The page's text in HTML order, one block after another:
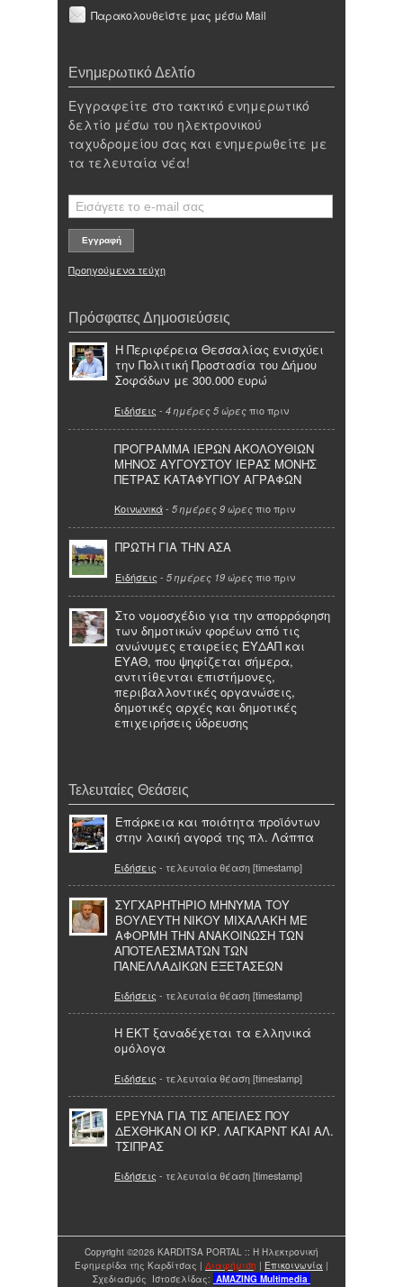
Παρακολουθείστε μας μέσω Mail
Ενημερωτικό Δελτίο
Εγγραφείτε στο τακτικό ενημερωτικό
δελτίο μέσω του ηλεκτρονικού
ταχυδρομείου σας και ενημερωθείτε με
τα τελευταία νέα!
Προηγούμενα τεύχη
Πρόσφατες Δημοσιεύσεις
Η Περιφέρεια Θεσσαλίας ενισχύει
την Πολιτική Προστασία του Δήμου
Σοφάδων με 300.000 ευρώ
Ειδήσεις - 4 ημέρες 5 ώρες πιο πριν
ΠΡΟΓΡΑΜΜΑ ΙΕΡΩΝ ΑΚΟΛΟΥΘΙΩΝ
ΜΗΝΟΣ ΑΥΓΟΥΣΤΟΥ ΙΕΡΑΣ ΜΟΝΗΣ
ΠΕΤΡΑΣ ΚΑΤΑΦΥΓΙΟΥ ΑΓΡΑΦΩΝ
Κοινωνικά- 5 ημέρες 9 ώρες πιο πριν
ΠΡΩΤΗ ΓΙΑ ΤΗΝ ΑΣΑ
Ειδήσεις - 5 ημέρες 19 ώρες πιο πριν
Στο νομοσχέδιο για την απορρόφηση
των δημοτικών φορέων από τις
ανώνυμες εταιρείες ΕΥΔΑΠ και
ΕΥΑΘ, που ψηφίζεται σήμερα,
αντιτίθενται επιστήμονες,
περιβαλλοντικές οργανώσεις,
δημοτικές αρχές και δημοτικές
επιχειρήσεις ύδρευσης
Τελευταίες Θεάσεις
Επάρκεια και ποιότητα προϊόντων
στην λαική αγορά της πλ. Λάππα
Ειδήσεις - τελευταία θέαση [timestamp]
ΣΥΓΧΑΡΗΤΗΡΙΟ ΜΗΝΥΜΑ ΤΟΥ
ΒΟΥΛΕΥΤΗ ΝΙΚΟΥ ΜΙΧΑΛΑΚΗ ΜΕ
ΑΦΟΡΜΗ ΤΗΝ ΑΝΑΚΟΙΝΩΣΗ ΤΩΝ
ΑΠΟΤΕΛΕΣΜΑΤΩΝ ΤΩΝ
ΠΑΝΕΛΛΑΔΙΚΩΝ ΕΞΕΤΑΣΕΩΝ
Ειδήσεις - τελευταία θέαση [timestamp]
H EKT ξαναδέχεται τα ελληνικά
ομόλογα
Ειδήσεις - τελευταία θέαση [timestamp]
ΈΡΕΥΝΑ ΓΙΑ ΤΙΣ ΑΠΕΙΛΕΣ ΠΟΥ
ΔΕΧΘΗΚΑΝ ΟΙ ΚΡ. ΛΑΓΚΑΡΝΤ ΚΑΙ ΑΛ.
ΤΣΙΠΡΑΣ
Ειδήσεις - τελευταία θέαση [timestamp]
Copyright ©2026 KARDITSA PORTAL :: Η Ηλεκτρονική
Εφημερίδα της Καρδίτσας | Διαφήμιση | Επικοινωνία |
Σχεδιασμός Ιστοσελίδας: AMAZING Multimedia